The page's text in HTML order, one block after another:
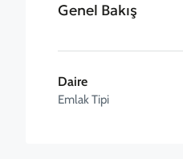
Genel Bakış
Daire
Emlak Tipi